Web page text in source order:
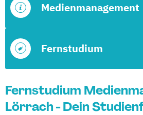
Fernstudium
Medienmanagement
Fernstudium
Lörrach - Dein